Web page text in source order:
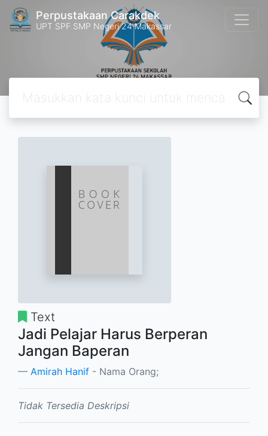
Perpustakaan Carakdek
UPT SPF SMP Negeri 24 Makassar
Text
Jadi Pelajar Harus Berperan
Jangan Baperan
Amirah Hanif - Nama Orang;
Tidak Tersedia Deskripsi